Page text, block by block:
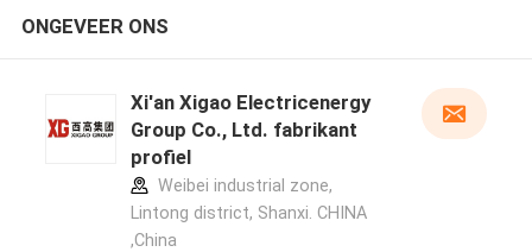
ONGEVEER ONS
Xi'an Xigao Electricenergy
Group Co., Ltd. fabrikant
profiel
Weibei industrial zone,
Lintong district, Shanxi. CHINA
,China